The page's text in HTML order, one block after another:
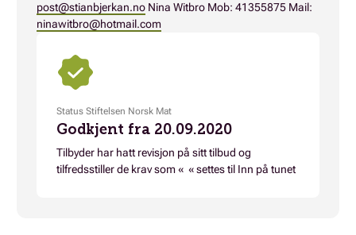
post@stianbjerkan.no Nina Witbro Mob: 41355875 Mail:
ninawitbro@hotmail.com
Status Stiftelsen Norsk Mat
Godkjent fra 20.09.2020
Tilbyder har hatt revisjon på sitt tilbud og
tilfredsstiller de krav som « « settes til Inn på tunet